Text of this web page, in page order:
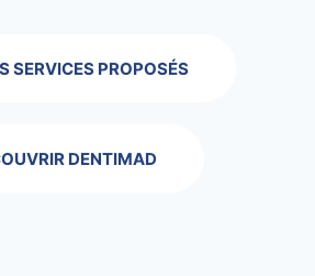
SERVICES PROPOSÉS
DENTIMAD